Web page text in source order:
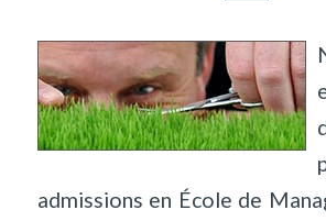
admissions en École de